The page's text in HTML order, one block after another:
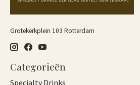
Grotekerkplein 103 Rotterdam
Categorieën
Specialty Drinks